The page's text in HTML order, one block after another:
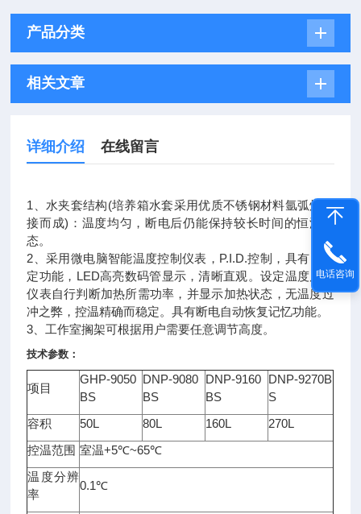
产品分类
相关文章
详细介绍 在线留言
1、水夹套结构(培养箱水套采用优质不锈钢材料氩弧焊焊
接而成)：温度均匀，断电后仍能保持较长时间的恒温状
态。
2、采用微电脑智能温度控制仪表，P.I.D.控制，具有自整
定功能，LED高亮数码管显示，清晰直观。设定温度后，
仪表自行判断加热所需功率，并显示加热状态，无温度过
冲之弊，控温精确而稳定。具有断电自动恢复记忆功能。
3、工作室搁架可根据用户需要任意调节高度。
技术参数：
项目
GHP-9050
BS
DNP-9080
BS
DNP-9160
BS
DNP-9270B
S
容积 50L 80L 160L 270L
控温范围 室温+5℃~65℃
温度分辨
率
0.1℃
电话咨询